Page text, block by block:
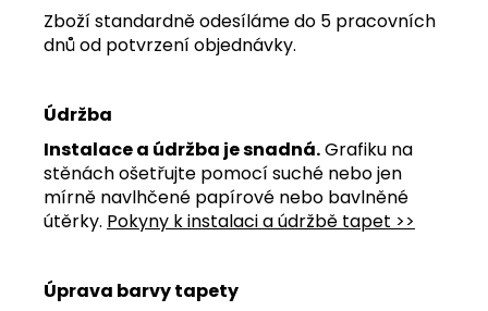
Zboží standardně odesíláme do 5 pracovních
dnů od potvrzení objednávky.
Údržba
Instalace a údržba je snadná.Grafiku na
stěnách ošetřujte pomocí suché nebo jen
mírně navlhčené papírové nebo bavlněné
útěrky. Pokyny k instalaci a údržbě tapet >>
Úprava barvy tapety